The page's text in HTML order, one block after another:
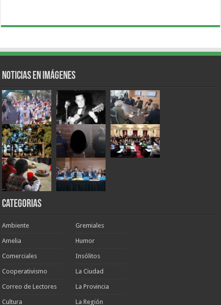
Noticias en Imágenes
Categorias
Ambiente
Amelia
Comerciales
Cooperativismo
Correo de Lectores
Cultura
Gremiales
Humor
Insólitos
La Ciudad
La Provincia
La Región